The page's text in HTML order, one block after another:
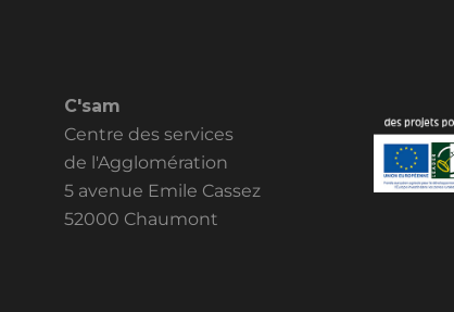
C'sam
Centre des services
de l'Agglomération
5 avenue Emile Cassez
52000 Chaumont